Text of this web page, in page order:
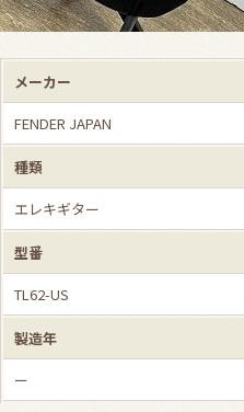
メーカー
FENDER JAPAN
種類
エレキギター
型番
TL62-US
製造年
ー